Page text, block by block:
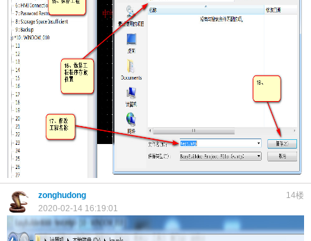
14楼
zonghudong
2020-02-14 16:19:01